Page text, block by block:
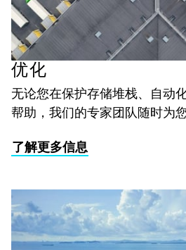
优化
无论您在保护存储堆栈、自动
帮助，我们的专家团队随时为
了解更多信息